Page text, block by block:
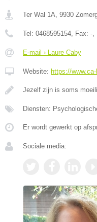
Ter Wal 1A, 9930
Tel: 0468595154, Fax: -,
E-mail › Laure Caby
Website: https://
Jezelf zijn is soms
Diensten:
Er wordt gewerkt op
Sociale media: